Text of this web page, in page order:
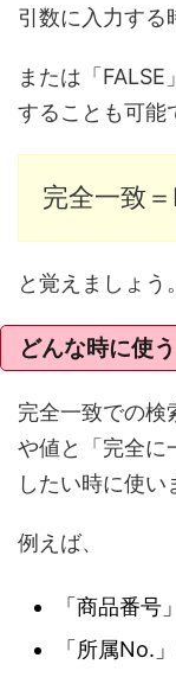
引数に入力する
または「
することも可能
完全一致＝
と覚えましょう。
どんな時に使
完全一致での検
や値と「完全に
したい時に使い
例えば、
「商品番号
「所属No.